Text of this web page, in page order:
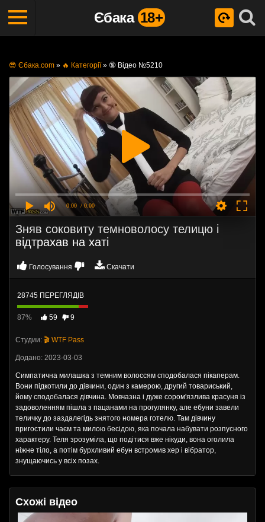
Єбака 18+
😎 Єбака.com » 🔥 Категорії» 🔞 Відео №5210
0:00 / 0:00
Зняв соковиту темноволосу телицю і
відтрахав на хаті
Голосування Скачати
28745 ПЕРЕГЛЯДІВ
87% 59 9
Студии: 🎬 WTF Pass
Додано: 2023-03-03
Симпатична милашка з темним волоссям сподобалася пікаперам.
Вони підкотили до дівчини, один з камерою, другий товариський,
йому сподобалася дівчина. Мовчазна і дуже сором'язлива красуня із
задоволенням пішла з пацанами на прогулянку, але ебуни завели
теличку до заздалегідь знятого номера готелю. Там дівчину
пригостили чаєм та милою бесідою, яка почала набувати розпусного
характеру. Теля зрозуміла, що подітися вже нікуди, вона оголила
ніжне тіло, а потім бурхливий ебун встромив хер і вібратор,
знущаючись у всіх позах.
Схожі відео